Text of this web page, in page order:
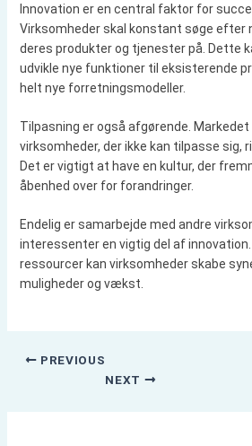
Innovation er en central faktor for
Virksomheder skal konstant søge efter
deres produkter og tjenester på. Dette
udvikle nye funktioner til eksisterende
helt nye forretningsmodeller.
Tilpasning er også afgørende.
virksomheder, der ikke kan tilpasse sig,
Det er vigtigt at have en kultur, der
åbenhed over for forandringer.
Endelig er samarbejde med andre
interessenter en vigtig del af innovation.
ressourcer kan virksomheder skabe
muligheder og vækst.
PREVIOUS
NEXT